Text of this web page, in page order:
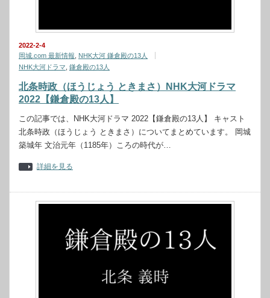
2022-2-4
岡城.com 最新情報
NHK大河 鎌倉殿の13人
NHK大河ドラマ 鎌倉殿の13人
北条時政（ほうじょう ときまさ）NHK大河ドラマ
2022【鎌倉殿の13人】
この記事では、NHK大河ドラマ 2022【鎌倉殿の13人】 キャスト
北条時政（ほうじょう ときまさ）についてまとめています。 岡城
築城年 文治元年（1185年）ころの時代が…
詳細を見る